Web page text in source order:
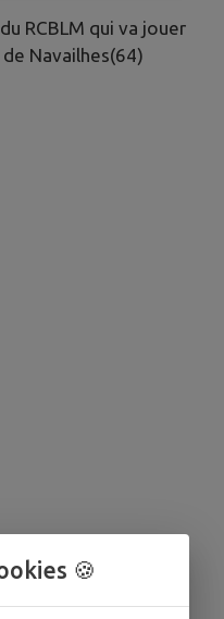
RCBLM qui va jouer
Navailhes(64)
🍪